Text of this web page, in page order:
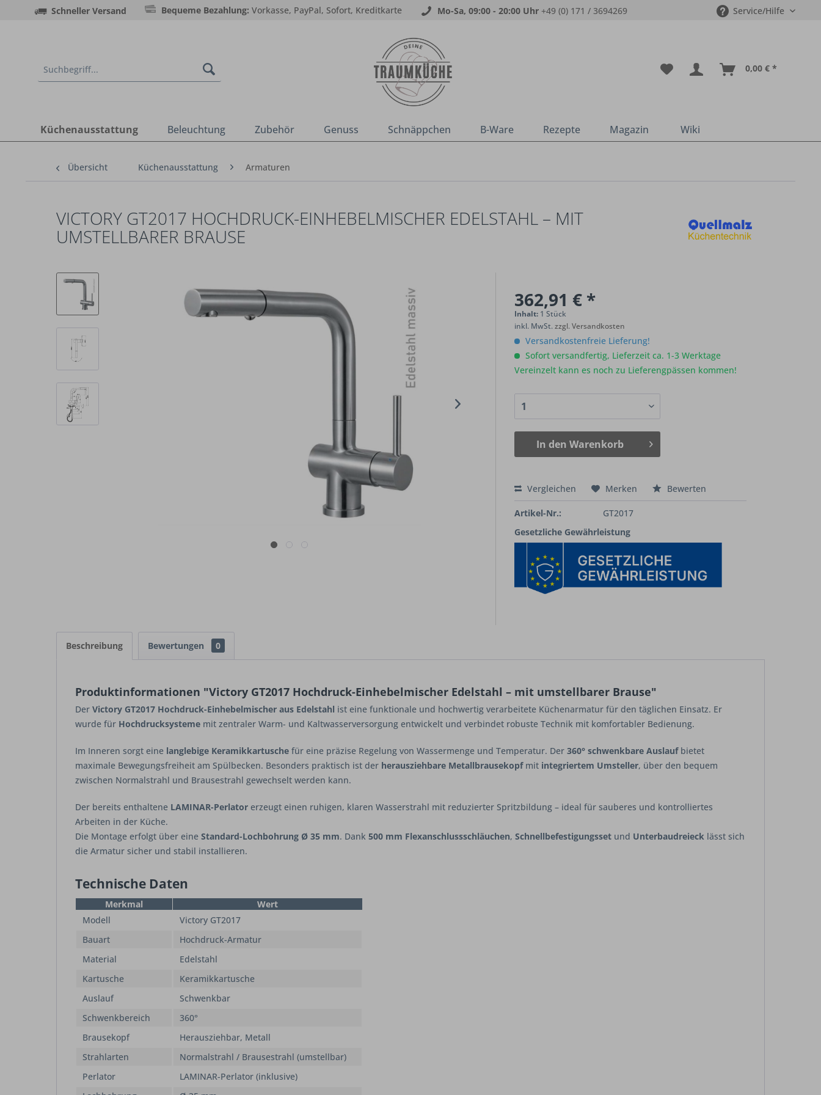
Schneller Versand Bequeme Bezahlung: Vorkasse, PayPal, Sofort, Kreditkarte Mo-Sa, 09:00 - 20:00 Uhr +49 (0) 171 / 3694269 Service/Hilfe
0,00 € *
Küchenausstattung Beleuchtung Zubehör Genuss Schnäppchen B-Ware Rezepte Magazin Wiki
Übersicht Küchenausstattung Armaturen
VICTORY GT2017 HOCHDRUCK-EINHEBELMISCHER EDELSTAHL – MIT
UMSTELLBARER BRAUSE
362,91 € *
Inhalt: 1 Stück
inkl. MwSt.zzgl. Versandkosten
Versandkostenfreie Lieferung!
Sofort versandfertig, Lieferzeit ca. 1-3 Werktage
Vereinzelt kann es noch zu Lieferengpässen kommen!
In den Warenkorb
Vergleichen Merken Bewerten
Artikel-Nr.:
GT2017
Gesetzliche Gewährleistung
Beschreibung Bewertungen 0
Produktinformationen "Victory GT2017 Hochdruck-Einhebelmischer Edelstahl – mit umstellbarer Brause"
Der Victory GT2017 Hochdruck-Einhebelmischer aus Edelstahl ist eine funktionale und hochwertig verarbeitete Küchenarmatur für den täglichen Einsatz. Er
wurde für Hochdrucksysteme mit zentraler Warm- und Kaltwasserversorgung entwickelt und verbindet robuste Technik mit komfortabler Bedienung.
Im Inneren sorgt eine langlebige Keramikkartusche für eine präzise Regelung von Wassermenge und Temperatur. Der 360° schwenkbare Auslaufbietet
maximale Bewegungsfreiheit am Spülbecken. Besonders praktisch ist der herausziehbare Metallbrausekopfmit integriertem Umsteller, über den bequem
zwischen Normalstrahl und Brausestrahl gewechselt werden kann.
Der bereits enthaltene LAMINAR-Perlator erzeugt einen ruhigen, klaren Wasserstrahl mit reduzierter Spritzbildung – ideal für sauberes und kontrolliertes
Arbeiten in der Küche.
Die Montage erfolgt über eine Standard-Lochbohrung Ø 35 mm. Dank 500 mm Flexanschlussschläuchen, Schnellbefestigungsset und Unterbaudreieck lässt sich
die Armatur sicher und stabil installieren.
Technische Daten
Merkmal
Wert
Modell
Victory GT2017
Bauart
Hochdruck-Armatur
Material
Edelstahl
Kartusche
Keramikkartusche
Auslauf
Schwenkbar
Schwenkbereich
360°
Brausekopf
Herausziehbar, Metall
Strahlarten
Normalstrahl / Brausestrahl (umstellbar)
Perlator
LAMINAR-Perlator (inklusive)